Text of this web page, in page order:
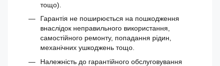
тощо).
Гарантія не поширюється на пошкодження
внаслідок неправильного використання,
самостійного ремонту, попадання рідин,
механічних ушкоджень тощо.
Належність до гарантійного обслуговування